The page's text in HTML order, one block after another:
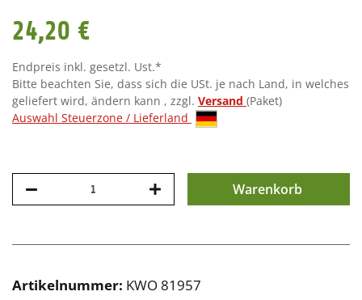
24,20 €
Endpreis inkl. gesetzl. Ust.*
Bitte beachten Sie, dass sich die USt. je nach Land, in welches
geliefert wird, ändern kann , zzgl. Versand (Paket)
Auswahl Steuerzone / Lieferland
Warenkorb
Artikelnummer: KWO 81957